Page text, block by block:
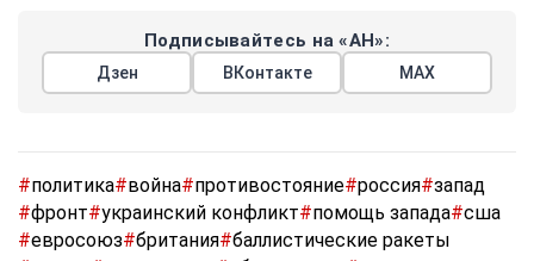
Подписывайтесь на «АН»:
Дзен ВКонтакте МАХ
#политика#война#противостояние#россия#запад
#фронт#украинский конфликт#помощь запада#сша
#евросоюз#британия#баллистические ракеты